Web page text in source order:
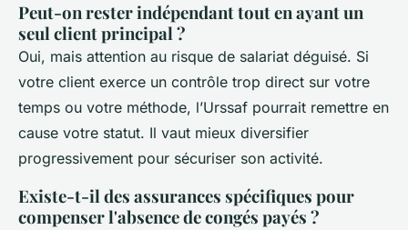
Peut-on rester indépendant tout en ayant un
seul client principal ?
Oui, mais attention au risque de salariat déguisé. Si
votre client exerce un contrôle trop direct sur votre
temps ou votre méthode, l’Urssaf pourrait remettre en
cause votre statut. Il vaut mieux diversifier
progressivement pour sécuriser son activité.
Existe-t-il des assurances spécifiques pour
compenser l'absence de congés payés ?